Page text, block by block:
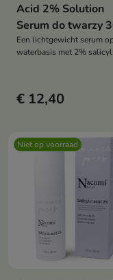
Acid 2% Solution
Serum do twarzy
Een lichtgewicht serum
waterbasis met 2%
Het exfolieert, werkt
huid weer puur en in
komt.
€ 12,40
Niet op voorraad